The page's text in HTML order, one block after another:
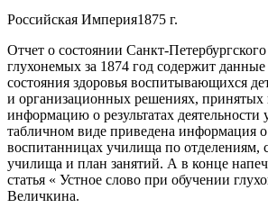
Российская Империя1875 г.
Отчет о состоянии Санкт-
глухонемых за 1874 год содержит данные
состояния здоровья воспитывающихся
и организационных решениях, принятых
информацию о результатах
табличном виде приведена информация
воспитанницах училища по отделениям,
училища и план занятий. А в конце
статья « Устное слово при обучении
Величкина.